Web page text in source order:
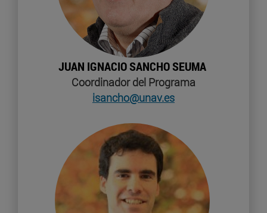
JUAN IGNACIO SANCHO SEUMA
Coordinador del Programa
isancho@unav.es